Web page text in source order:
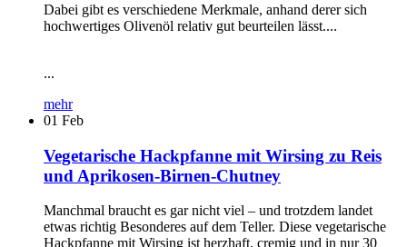
Dabei gibt es verschiedene Merkmale, anhand derer sich
hochwertiges Olivenöl relativ gut beurteilen lässt....
...
mehr
01 Feb
Vegetarische Hackpfanne mit Wirsing zu Reis
und Aprikosen-Birnen-Chutney
Manchmal braucht es gar nicht viel – und trotzdem landet
etwas richtig Besonderes auf dem Teller. Diese vegetarische
Hackpfanne mit Wirsing ist herzhaft, cremig und in nur 30